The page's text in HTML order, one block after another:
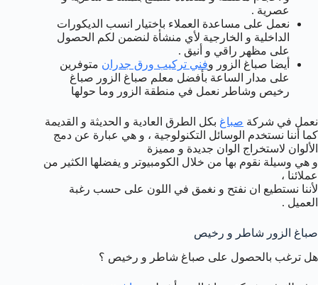
عصرية .
نعمل على مساعدة العملاء باختيار انسب الديكورات
الداخلية و الخارجية لأي منشأة لنضمن لكم الحصول
على مظهر راقي و أنيق .
أيضا صباغ الزور وفني تركيب ورق جدران متوفرين
على مدار الساعة بأفضل معلم صباغ الزور صباغ
رخيص وشاطر نعمل في منطقة الزور وما حولها
نعمل في شركة صباغ بكل الطرق العادية و الحديثة و القديمة
كما أننا نستخدم الوسائل التكنولوجية ، و هي عبارة عن دمج
الألوان لاستخراج الوان جديدة و مميزة
و هي وسيلة نقوم بها من خلال الكومبيوتر و يفضلها الكثير من
عملائنا ،
لأننا نستطيع ان نفتح و نغمق في اللون على حسب رغبة
العميل .
صباغ الزور شاطر و رخيص
هل ترغب بالحصول على صباغ شاطر و رخيص ؟